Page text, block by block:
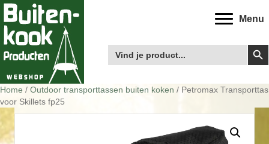
Menu
Zoek
naar:
Home / Outdoor transporttassen buiten koken / Petromax Transporttas
voor Skillets fp25